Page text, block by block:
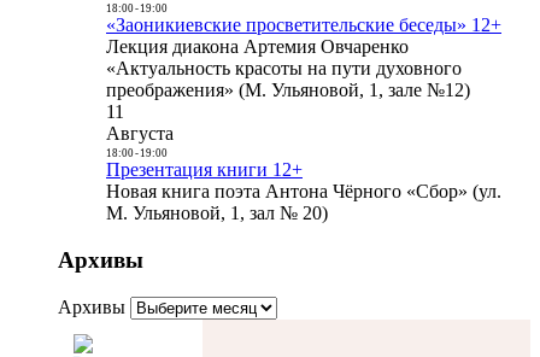
18:00- 19:00
«Заоникиевские просветительские беседы» 12+
Лекция диакона Артемия Овчаренко
«Актуальность красоты на пути духовного
преображения» (М. Ульяновой, 1, зале №12)
11
Августа
18:00- 19:00
Презентация книги 12+
Новая книга поэта Антона Чёрного «Сбор» (ул.
М. Ульяновой, 1, зал № 20)
Архивы
Архивы